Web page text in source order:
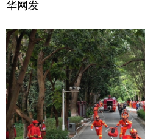
新疆 内蒙古
多语种频道
English Español
华网发